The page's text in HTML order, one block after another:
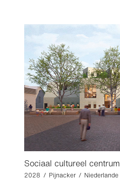
Sociaal cultureel centrum
2028 / Pijnacker / Niederlande